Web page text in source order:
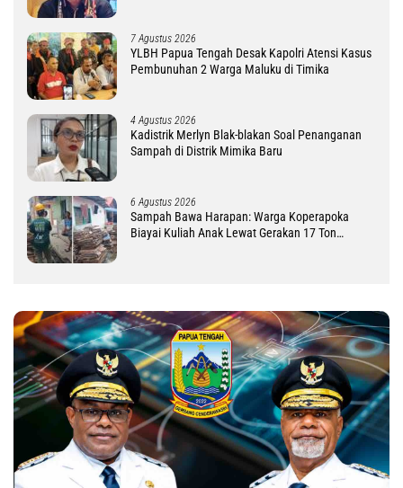
7 Agustus 2026
YLBH Papua Tengah Desak Kapolri Atensi Kasus
Pembunuhan 2 Warga Maluku di Timika
4 Agustus 2026
Kadistrik Merlyn Blak-blakan Soal Penanganan
Sampah di Distrik Mimika Baru
6 Agustus 2026
Sampah Bawa Harapan: Warga Koperapoka
Biayai Kuliah Anak Lewat Gerakan 17 Ton